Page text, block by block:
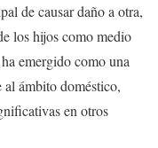
de causar daño a otra,
los hijos como medio
emergido como una
ámbito doméstico,
en otros